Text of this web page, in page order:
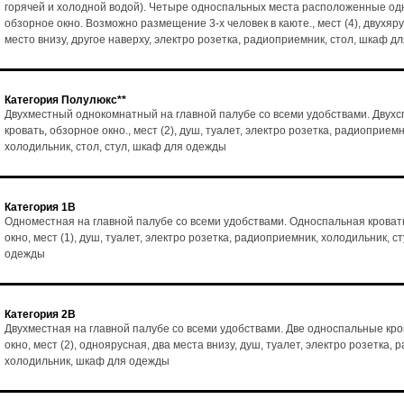
горячей и холодной водой). Четыре односпальных места расположенные
обзорное окно. Возможно размещение 3-х человек в каюте., мест (4),
место внизу, другое наверху, электро розетка, радиоприемник, стол, шкаф
Категория Полулюкс**
Двухместный однокомнатный на главной палубе со всеми удобствами.
кровать, обзорное окно., мест (2), душ, туалет, электро розетка,
холодильник, стол, стул, шкаф для одежды
Категория 1В
Одноместная на главной палубе со всеми удобствами. Односпальная
окно, мест (1), душ, туалет, электро розетка, радиоприемник, холодильник,
одежды
Категория 2В
Двухместная на главной палубе со всеми удобствами. Две односпальные
окно, мест (2), одноярусная, два места внизу, душ, туалет, электро розетка,
холодильник, шкаф для одежды